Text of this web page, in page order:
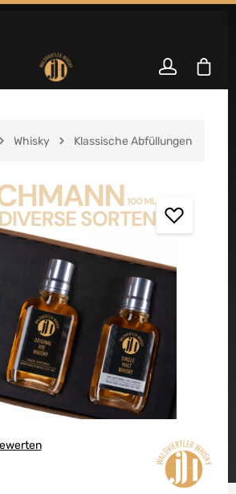
Whisky Klassische Abfüllungen
von 0 von 5 Sternen